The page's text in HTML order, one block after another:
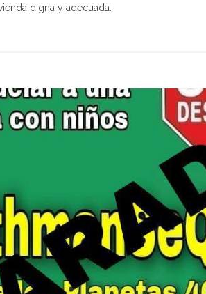
digna y adecuada.